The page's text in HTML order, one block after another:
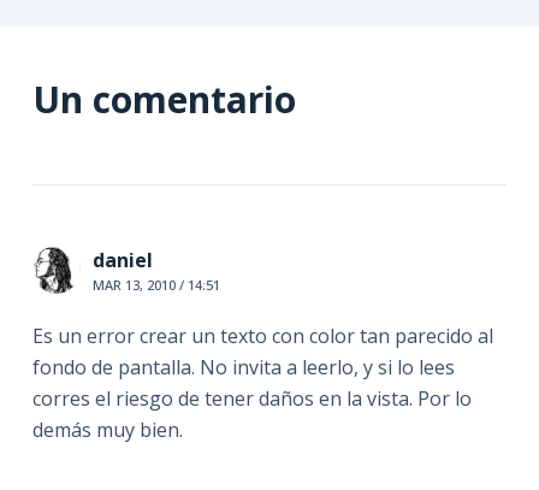
Un comentario
daniel
MAR 13, 2010 / 14:51
Es un error crear un texto con color tan parecido al
fondo de pantalla. No invita a leerlo, y si lo lees
corres el riesgo de tener daños en la vista. Por lo
demás muy bien.